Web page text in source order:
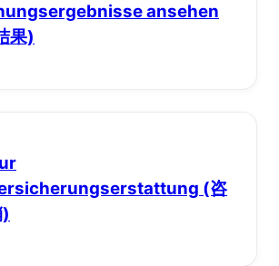
ansehen
果)
(咨